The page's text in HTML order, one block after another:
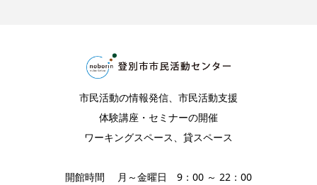
市民活動の情報発信、市民活動支援
体験講座・セミナーの開催
ワーキングスペース、貸スペース
開館時間 月～金曜日 9：00 ～ 22：00